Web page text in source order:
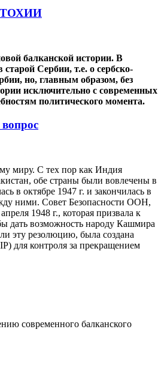
балканской истории. В
Сербии, т.е. о сербско-
но, главным образом, без
исключительно с современных
политического момента.
миру. С тех пор как Индия
обе страны были вовлечены в
в октябре 1947 г. и закончилась в
ними. Совет Безопасности ООН,
1948 г., которая призвала к
дать возможность народу Кашмира
эту резолюцию, была создана
для контроля за прекращением
современного балканского